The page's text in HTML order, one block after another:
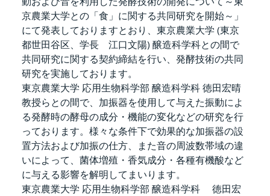
京農業大学との「食」に関する共同研究を開始～」
にて発表しておりますとおり、東京農業大学 (東京
都世田谷区、学長　江口文陽) 醸造科学科との間で
共同研究に関する契約締結を行い、発酵技術の共同
研究を実施しております。
東京農業大学 応用生物科学部 醸造科学科 徳田宏晴
教授らとの間で、加振器を使用して与えた振動によ
る発酵時の酵母の成分・機能の変化などの研究を行
っております。様々な条件下で効果的な加振器の設
置方法および加振の仕方、また音の周波数帯域の違
いによって、菌体増殖・香気成分・各種有機酸など
に与える影響を解明してまいります。
東京農業大学 応用生物科学部 醸造科学科　 徳田宏